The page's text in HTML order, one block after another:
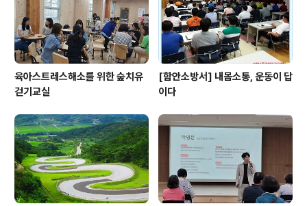
육아스트레스해소를 위한 숲치유
걷기교실
[함안소방서] 내몸소통, 운동이 답
이다